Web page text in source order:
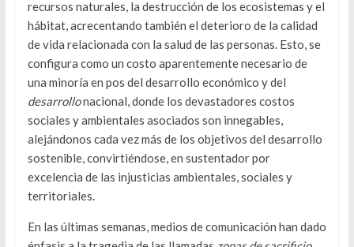
recursos naturales, la destrucción de los ecosistemas y el
hábitat, acrecentando también el deterioro de la calidad
de vida relacionada con la salud de las personas. Esto, se
configura como un costo aparentemente necesario de
una minoría en pos del desarrollo económico y del
desarrollonacional, donde los devastadores costos
sociales y ambientales asociados son innegables,
alejándonos cada vez más de los objetivos del desarrollo
sostenible, convirtiéndose, en sustentador por
excelencia de las injusticias ambientales, sociales y
territoriales.
En las últimas semanas, medios de comunicación han dado